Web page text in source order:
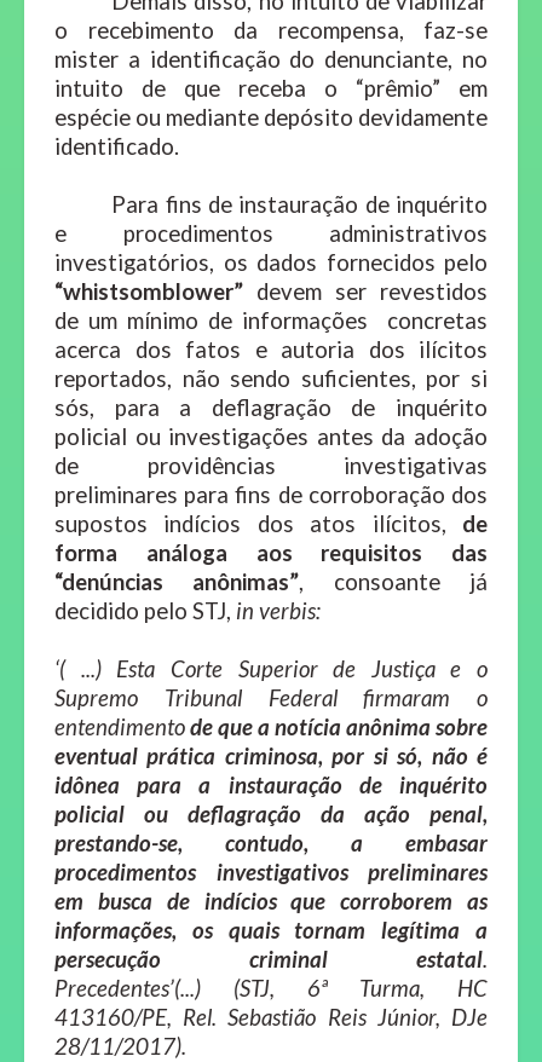
o recebimento da recompensa, faz-se
mister a identificação do denunciante, no
intuito de que receba o “prêmio” em
espécie ou mediante depósito devidamente
identificado.
Para fins de instauração de inquérito
e procedimentos administrativos
investigatórios, os dados fornecidos pelo
“whistsomblower” devem ser revestidos
de um mínimo de informações concretas
acerca dos fatos e autoria dos ilícitos
reportados, não sendo suficientes, por si
sós, para a deflagração de inquérito
policial ou investigações antes da adoção
de providências investigativas
preliminares para fins de corroboração dos
supostos indícios dos atos ilícitos, de
forma análoga aos requisitos das
“denúncias anônimas”, consoante já
decidido pelo STJ, in verbis:
‘( ...) Esta Corte Superior de Justiça e o
Supremo Tribunal Federal firmaram o
entendimentodeque a notícia anônima sobre
eventual prática criminosa, por si só, não é
idônea para a instauração de inquérito
policial ou deflagração da ação penal,
prestando-se, contudo, a embasar
procedimentos investigativos preliminares
em busca de indícios que corroborem as
informações, os quais tornam legítima a
persecução criminal estatal.
Precedentes’(...)
(STJ, 6ª Turma, HC
413160/PE, Rel. Sebastião Reis Júnior, DJe
28/11/2017).